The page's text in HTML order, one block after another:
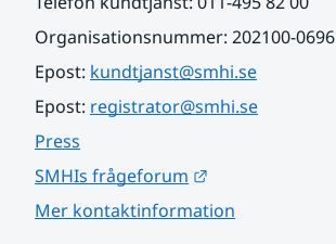
Organisationsnummer: 202100-0696
Epost: kundtjanst@smhi.se
Epost: registrator@smhi.se
Press
SMHIs frågeforum
Mer kontaktinformation